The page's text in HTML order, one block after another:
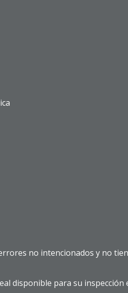
no intencionados y no
disponible para su inspección